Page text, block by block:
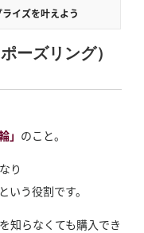
イズを叶えよう
ーズリング）
」 のこと。
り
う役割です。
知らなくても購入でき